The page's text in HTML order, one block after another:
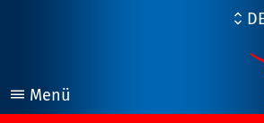
Menü
öffnen